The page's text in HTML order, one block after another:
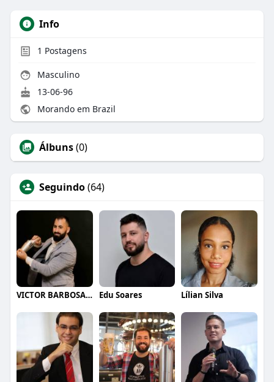
Info
1 Postagens
Masculino
13-06-96
Morando em Brazil
Álbuns(0)
Seguindo(64)
VICTOR BARBOSA QUARANTA Edu Soares Lílian Silva